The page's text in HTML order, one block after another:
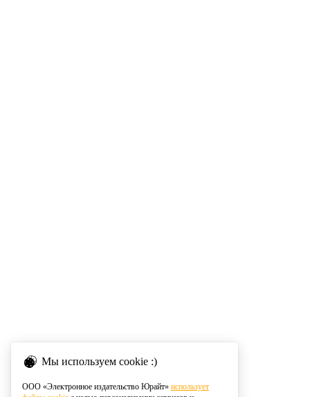
Мы используем cookie :)
ООО «Электронное издательство Юрайт» использует